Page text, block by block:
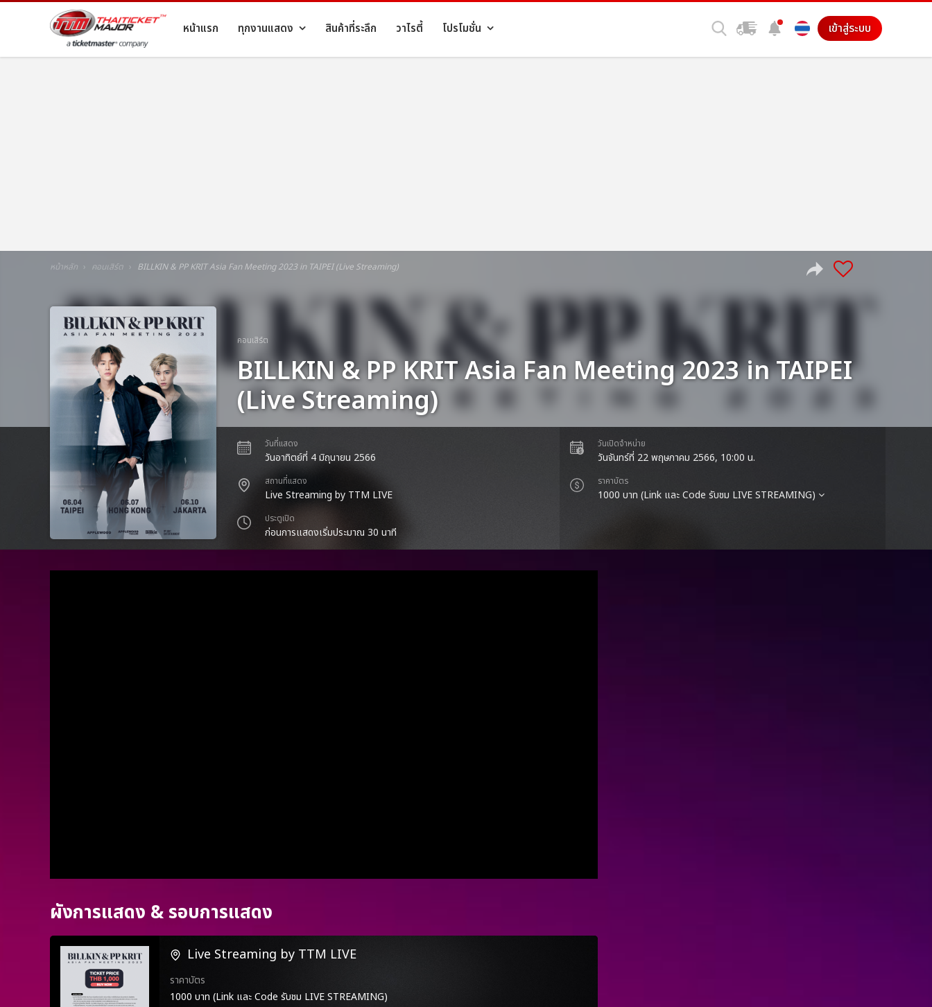
หน้าแรก ทุกงานแสดง สินค้าที่ระลึก วาไรตี้ โปรโมชั่น เข้าสู่ระบบ
หน้าหลัก คอนเสิร์ต BILLKIN & PP KRIT Asia Fan Meeting 2023 in TAIPEI (Live Streaming)
คอนเสิร์ต
BILLKIN & PP KRIT Asia Fan Meeting 2023 in TAIPEI
(Live Streaming)
วันที่แสดง
วันอาทิตย์ที่ 4 มิถุนายน 2566
สถานที่แสดง
Live Streaming by TTM LIVE
ประตูเปิด
ก่อนการแสดงเริ่มประมาณ 30 นาที
วันเปิดจำหน่าย
วันจันทร์ที่ 22 พฤษภาคม 2566, 10:00 น.
ราคาบัตร
1000 บาท (Link และ Code รับชม LIVE STREAMING)
ผังการแสดง & รอบการแสดง
Live Streaming by TTM LIVE
ราคาบัตร
1000 บาท (Link และ Code รับชม LIVE STREAMING)